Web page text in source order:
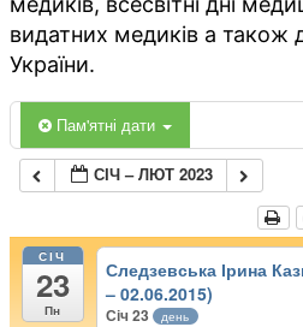
видатних медиків а також
України.
Пам'ятні дати
СІЧ – ЛЮТ 2023
СІЧ
23
Пн
Следзевська Ірина
– 02.06.2015)
Січ 23 день